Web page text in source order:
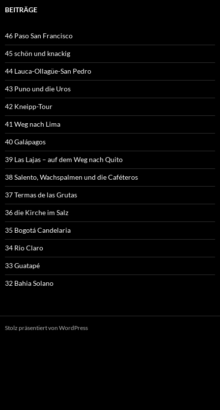
BEITRÄGE
46 Paso San Francisco
45 schön und knackig
44 Lauca-Ollagüe-San Pedro
43 Puno und die Uros
42 Kneipp-Tour
41 Weg nach Lima
40 Galápagos
39 Las Lajas – auf dem Weg nach Quito
38 Salento, Wachspalmen und die Caféteros
37 Termas de las Grutas
36 die Kirche im Salz
35 Bogotá Candelaria
34 Rio Claro
33 Guatapé
32 Bahia Solano
Stolz präsentiert von WordPress